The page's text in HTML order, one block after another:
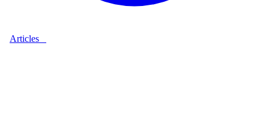
Articles